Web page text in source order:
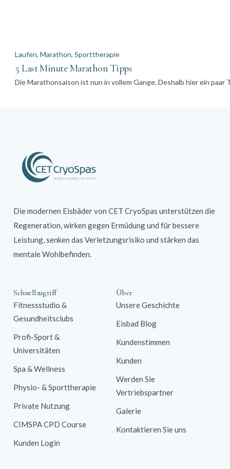
Laufen,Marathon,Sporttherapie
5 Last Minute Marathon Tipps
Die Marathonsaison ist nun in vollem Gange. Deshalb hier ein
Die modernen Eisbäder von CET CryoSpas unterstützen die
Regeneration, wirken gegen Ermüdung und für bessere
Leistung, senken das Verletzungsrisiko und stärken das
mentale Wohlbefinden.
Schnellzugriff
Fitnessstudio &
Gesundheitsclubs
Profi-Sport &
Universitäten
Spa & Wellness
Physio- & Sporttherapie
Private Nutzung
CIMSPA CPD Course
Kunden Login
Über
Unsere Geschichte
Eisbad Blog
Kundenstimmen
Kunden
Werden Sie
Vertriebspartner
Galerie
Kontaktieren Sie uns